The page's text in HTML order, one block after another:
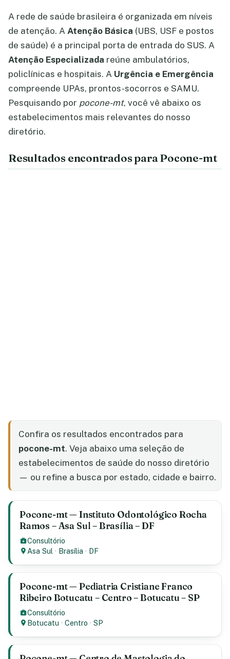
A rede de saúde brasileira é organizada em níveis
de atenção. A Atenção Básica (UBS, USF e postos
de saúde) é a principal porta de entrada do SUS. A
Atenção Especializada reúne ambulatórios,
policlínicas e hospitais. A Urgência e Emergência
compreende UPAs, prontos-socorros e SAMU.
Pesquisando por pocone-mt, você vê abaixo os
estabelecimentos mais relevantes do nosso
diretório.
Resultados encontrados para Pocone-mt
Confira os resultados encontrados para
pocone-mt. Veja abaixo uma seleção de
estabelecimentos de saúde do nosso diretório
— ou refine a busca por estado, cidade e bairro.
Pocone-mt — Instituto Odontológico Rocha
Ramos – Asa Sul – Brasília – DF
Consultório
Asa Sul · Brasília · DF
Pocone-mt — Pediatria Cristiane Franco
Ribeiro Botucatu – Centro – Botucatu – SP
Consultório
Botucatu ·Centro ·SP